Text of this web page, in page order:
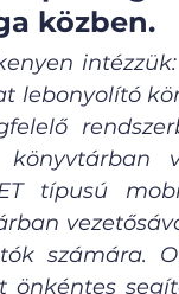
közben.
lebonyolító
típusú
számára.